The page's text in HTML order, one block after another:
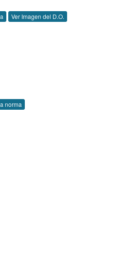
Ver Imagen del D.O.
norma